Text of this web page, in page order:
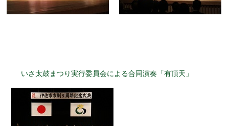
いさ太鼓まつり実行委員会による合同演奏「有頂天」